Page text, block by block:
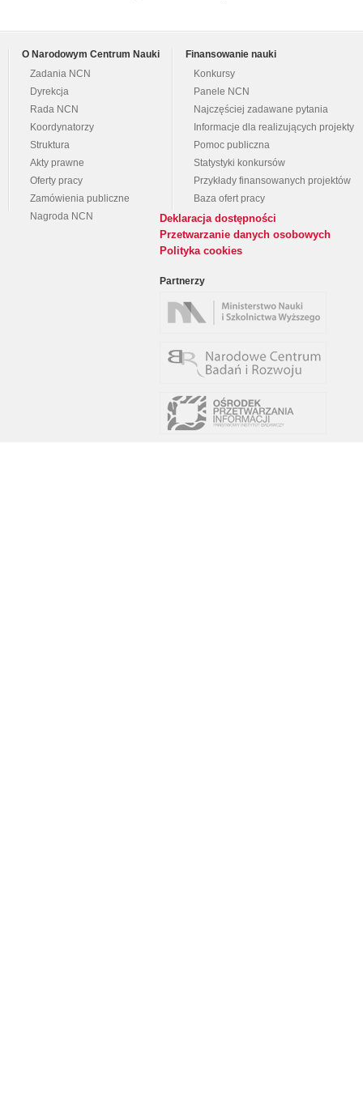
O Narodowym Centrum Nauki
Zadania NCN
Dyrekcja
Rada NCN
Koordynatorzy
Struktura
Akty prawne
Oferty pracy
Zamówienia publiczne
Nagroda NCN
Finansowanie nauki
Konkursy
Panele NCN
Najczęściej zadawane pytania
Informacje dla realizujących projekty
Pomoc publiczna
Statystyki konkursów
Przykłady finansowanych projektów
Baza ofert pracy
Deklaracja dostępności
Przetwarzanie danych osobowych
Polityka cookies
Partnerzy